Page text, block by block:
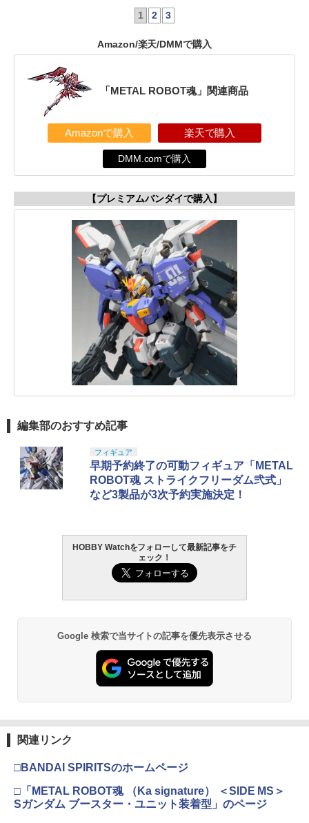
1 2 3
Amazon/楽天/DMMで購入
「METAL ROBOT魂」関連商品
Amazonで購入 楽天で購入
DMM.comで購入
【プレミアムバンダイで購入】
編集部のおすすめ記事
フィギュア
早期予約終了の可動フィギュア「METAL
ROBOT魂 ストライクフリーダム弐式」
など3製品が3次予約実施決定！
HOBBY Watchをフォローして最新記事をチ
ェック！
Google 検索で当サイトの記事を優先表示させる
関連リンク
□BANDAI SPIRITSのホームページ
□「METAL ROBOT魂 （Ka signature） ＜SIDE MS＞
Sガンダム ブースター・ユニット装着型」のページ